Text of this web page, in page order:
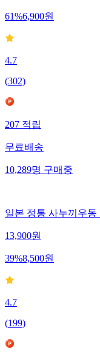
61%6,900원
4.7
(302)
207적립
무료배송
10,289명구매중
일본 정통 사누끼우동
13,900원
39%8,500원
4.7
(199)